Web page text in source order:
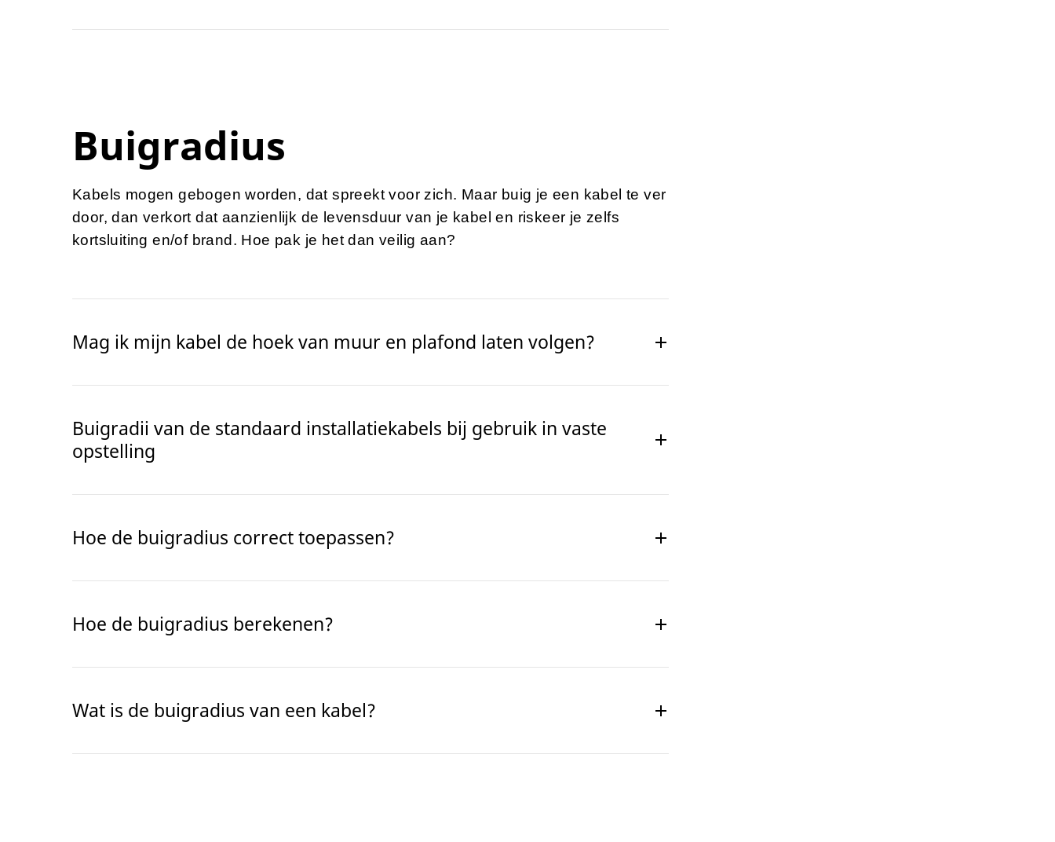
Buigradius
Kabels mogen gebogen worden, dat spreekt voor zich. Maar buig je een kabel te ver
door, dan verkort dat aanzienlijk de levensduur van je kabel en riskeer je zelfs
kortsluiting en/of brand. Hoe pak je het dan veilig aan?
Mag ik mijn kabel de hoek van muur en plafond laten volgen?
Buigradii van de standaard installatiekabels bij gebruik in vaste
opstelling
Hoe de buigradius correct toepassen?
Hoe de buigradius berekenen?
Wat is de buigradius van een kabel?